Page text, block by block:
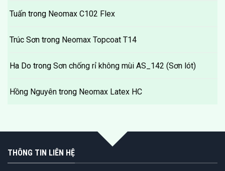
Tuấn trong Neomax C102 Flex
Trúc Sơn trong Neomax Topcoat T14
Ha Do trong Sơn chống rỉ không mùi AS_142 (Sơn lót)
Hồng Nguyên trong Neomax Latex HC
THÔNG TIN LIÊN HỆ